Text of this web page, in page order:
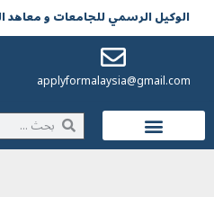
الوکیل الرسمي للجامعات و معاهد
applyformalaysia@gmail.com